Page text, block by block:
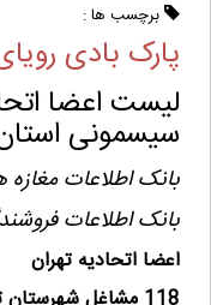
برچسب ها :
پارک بادی
لیست اعضا
سیسمونی
بانک اطلاعات
بانک اطلاعات
اعضا اتحادیه تهران